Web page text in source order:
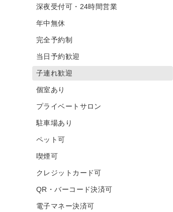
深夜受付可・24時間営業
年中無休
完全予約制
当日予約歓迎
子連れ歓迎
個室あり
プライベートサロン
駐車場あり
ペット可
喫煙可
クレジットカード可
QR・バーコード決済可
電子マネー決済可